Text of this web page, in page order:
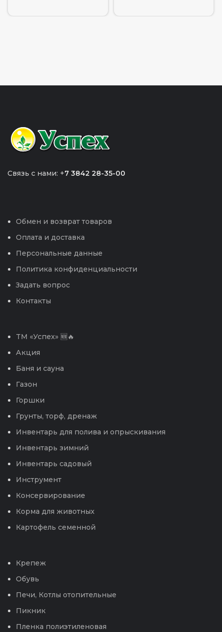
Связь с нами: +7 3842 28-35-00
Обмен и возврат товаров
Оплата и доставка
Персональные данные
Политика конфиденциальности
Задать вопрос
Контакты
TM «Успех» 🆕🔥
Акция
Баня и сауна
Газон
Горшки
Грунты, торф, дренаж
Инвентарь для полива и опрыскивания
Инвентарь зимний
Инвентарь садовый
Инструмент
Консервирование
Корма для животных
Картофель семенной
Крепеж
Обувь
Печи, Котлы отопительные
Пикник
Пленка полиэтиленовая